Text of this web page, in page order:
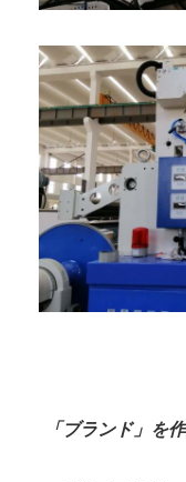
フィルムの薄板
プラスチック ラ
コーティングの
放出のコータ
紙のコーティン
溶解によって吹
「ブランド」を